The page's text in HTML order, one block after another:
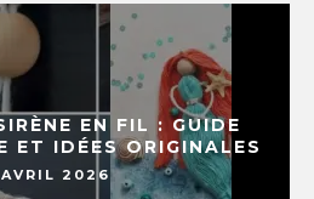
EN FIL : GUIDE
ET IDÉES ORIGINALES
2026